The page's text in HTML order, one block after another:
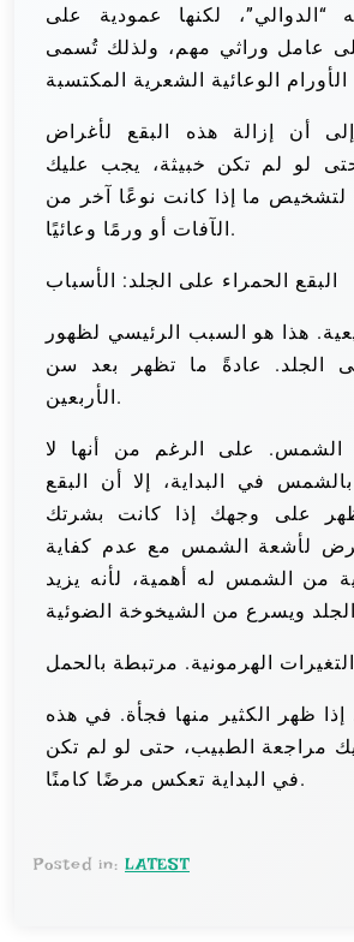
“الدوالي”، لكنها عمودية على
عامل وراثي مهم، ولذلك تُسمى
أن إزالة هذه البقع لأغراض
حتى لو لم تكن خبيثة، يجب عليك
لتشخيص ما إذا كانت نوعًا آخر من
الآفات أو ورمًا وعائيًا.
البقع الحمراء على الجلد: الأسباب
هذا هو السبب الرئيسي لظهور
الجلد. عادةً ما تظهر بعد سن
الأربعين.
الشمس. على الرغم من أنها لا
في البداية، إلا أن البقع
على وجهك إذا كانت بشرتك
لأشعة الشمس مع عدم كفاية
من الشمس له أهمية، لأنه يزيد
إذا ظهر الكثير منها فجأة. في هذه
مراجعة الطبيب، حتى لو لم تكن
في البداية تعكس مرضًا كامنًا.
Posted in: LATEST